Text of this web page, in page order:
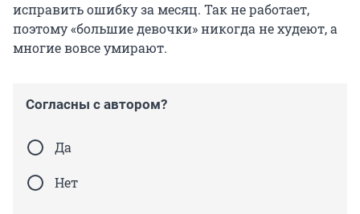
исправить ошибку за месяц. Так не работает,
поэтому «большие девочки» никогда не худеют, а
многие вовсе умирают.
Согласны с автором?
Да
Нет